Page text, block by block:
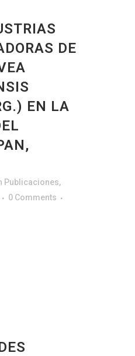
DE
EN LA
Publicaciones,
0 Comments